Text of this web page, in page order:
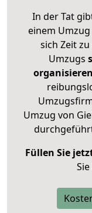
In der Tat
einem
sich Zeit
Umzugs
organisieren
Umzug von
Füllen Sie